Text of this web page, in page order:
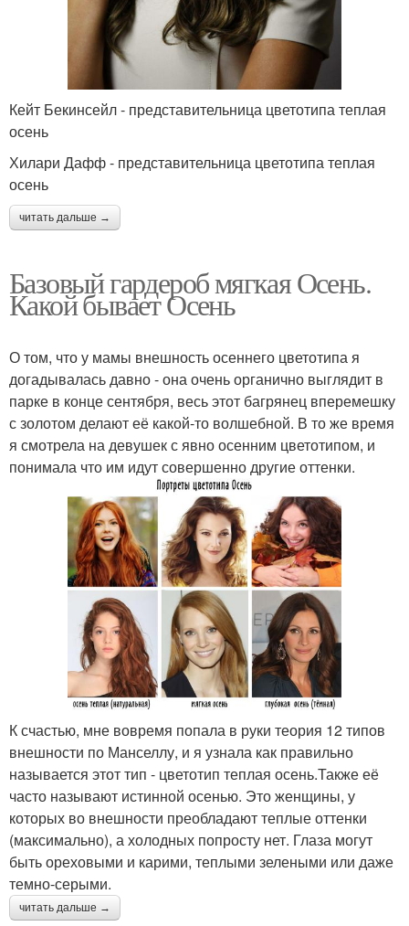
Кейт Бекинсейл - представительница цветотипа теплая
осень
Хилари Дафф - представительница цветотипа теплая
осень
читать дальше →
Базовый гардероб мягкая Осень.
Какой бывает Осень
О том, что у мамы внешность осеннего цветотипа я
догадывалась давно - она очень органично выглядит в
парке в конце сентября, весь этот багрянец вперемешку
с золотом делают её какой-то волшебной. В то же время
я смотрела на девушек с явно осенним цветотипом, и
понимала что им идут совершенно другие оттенки.
К счастью, мне вовремя попала в руки теория 12 типов
внешности по Манселлу, и я узнала как правильно
называется этот тип - цветотип теплая осень.Также её
часто называют истинной осенью. Это женщины, у
которых во внешности преобладают теплые оттенки
(максимально), а холодных попросту нет. Глаза могут
быть ореховыми и карими, теплыми зелеными или даже
темно-серыми.
читать дальше →